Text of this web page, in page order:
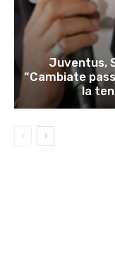
Juventus,
“Cambiate
la